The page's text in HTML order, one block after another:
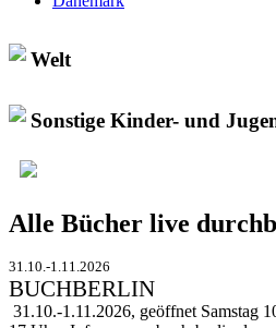
Welt
Sonstige Kinder- und
Alle Bücher live
31.10.-1.11.2026
BUCHBERLIN
31.10.-1.11.2026, geöffnet Samstag